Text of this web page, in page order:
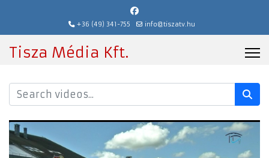
+36 (49) 341-755 info@tiszatv.hu
Tisza Média Kft.